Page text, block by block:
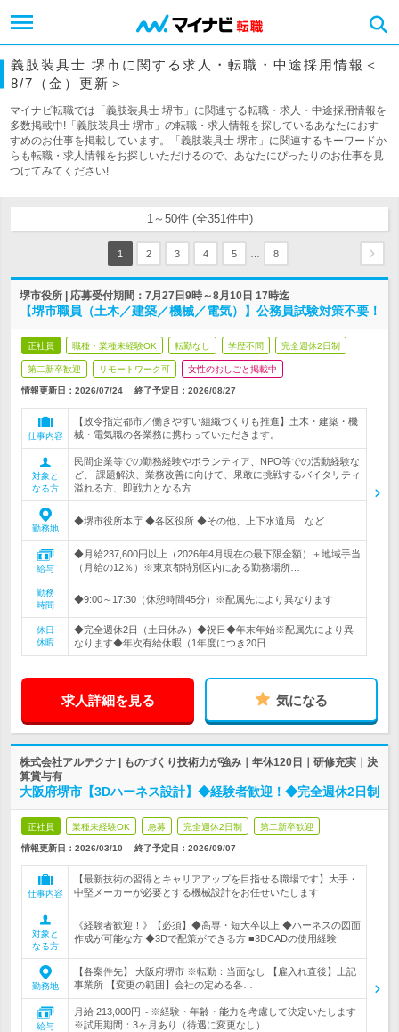
義肢装具士 堺市に関する求人・転職・中途採用情報＜
8/7（金）更新＞
マイナビ転職では「義肢装具士 堺市」に関連する転職・求人・中途採用情報を
多数掲載中!「義肢装具士 堺市」の転職・求人情報を探しているあなたにおす
すめのお仕事を掲載しています。「義肢装具士 堺市」に関連するキーワードか
らも転職・求人情報をお探しいただけるので、あなたにぴったりのお仕事を見
つけてみてください!
1～50件 (全351件中)
1 2 3 4 5 8
堺市役所 | 応募受付期間：7月27日9時～8月10日 17時迄
【堺市職員（土木／建築／機械／電気）】公務員試験対策不要！
正社員 職種・業種未経験OK 転勤なし 学歴不問 完全週休2日制
第二新卒歓迎 リモートワーク可 女性のおしごと掲載中
情報更新日：2026/07/24 終了予定日： 2026/08/27
仕事内容
【政令指定都市／働きやすい組織づくりも推進】土木・建築・機
械・電気職の各業務に携わっていただきます。
対象と
なる方
民間企業等での勤務経験やボランティア、NPO等での活動経験な
ど、 課題解決、業務改善に向けて、果敢に挑戦するバイタリティ
溢れる方、即戦力となる方
勤務地
◆堺市役所本庁 ◆各区役所 ◆その他、上下水道局 など
給与
◆月給237,600円以上（2026年4月現在の最下限金額）＋地域手当
（月給の12％）※東京都特別区内にある勤務場所…
勤務
時間
◆9:00～17:30（休憩時間45分）※配属先により異なります
休日
休暇
◆完全週休2日（土日休み）◆祝日◆年末年始※配属先により異
なります◆年次有給休暇（1年度につき20日…
求人詳細を見る 気になる
株式会社アルテクナ | ものづくり技術力が強み｜年休120日｜研修充実｜決
算賞与有
大阪府堺市【3Dハーネス設計】◆経験者歓迎！◆完全週休2日制
正社員 業種未経験OK 急募 完全週休2日制 第二新卒歓迎
情報更新日：2026/03/10 終了予定日： 2026/09/07
仕事内容
【最新技術の習得とキャリアアップを目指せる職場です】大手・
中堅メーカーが必要とする機械設計をお任せいたします
対象と
なる方
《経験者歓迎！》【必須】◆高専・短大卒以上 ◆ハーネスの図面
作成が可能な方 ◆3Dで配策ができる方 ■3DCADの使用経験
勤務地
【各案件先】 大阪府堺市 ※転勤：当面なし 【雇入れ直後】上記
事業所 【変更の範囲】会社の定める各…
給与
月給 213,000円～※経験・年齢・能力を考慮して決定いたします
※試用期間：3ヶ月あり（待遇に変更なし）